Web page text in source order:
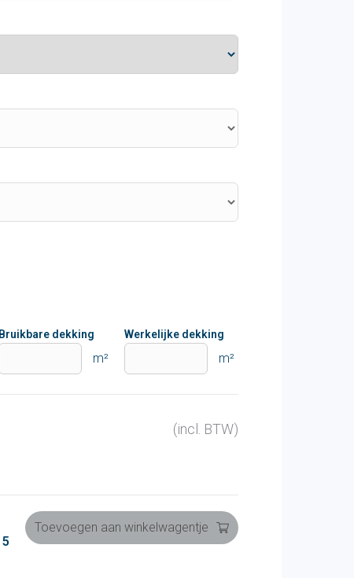
Bruikbare dekking
m²
Werkelijke dekking
m²
(incl. BTW)
Toevoegen aan winkelwagentje